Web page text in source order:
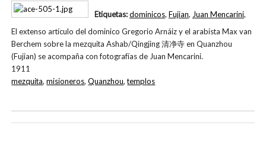
El extenso artículo del dominico Gregorio Arnáiz y el arabista Max van
Berchem sobre la mezquita Ashab/Qingjing 清净寺 en Quanzhou
(Fujian) se acompaña con fotografías de Juan Mencarini.
1911
Etiquetas:dominicos, Fujian, Juan Mencarini,
mezquita,misioneros,Quanzhou,templos